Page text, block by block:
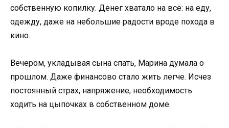
собственную копилку. Денег хватало на всё: на еду,
одежду, даже на небольшие радости вроде похода в
кино.
Вечером, укладывая сына спать, Марина думала о
прошлом. Даже финансово стало жить легче. Исчез
постоянный страх, напряжение, необходимость
ходить на цыпочках в собственном доме.